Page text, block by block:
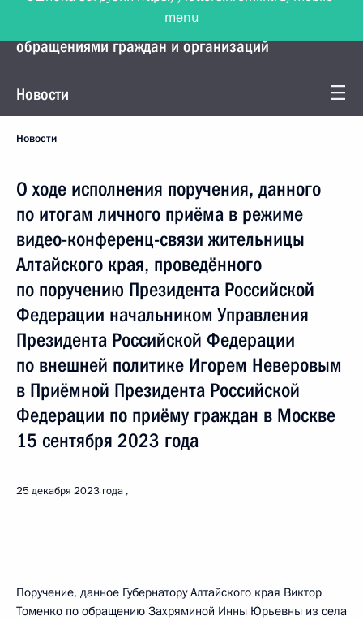
Управление Президента по работе с
обращениями граждан и организаций
Новости
Новости
О ходе исполнения поручения, данного
по итогам личного приёма в режиме
видео-конференц-связи жительницы
Алтайского края, проведённого
по поручению Президента Российской
Федерации начальником Управления
Президента Российской Федерации
по внешней политике Игорем Неверовым
в Приёмной Президента Российской
Федерации по приёму граждан в Москве
15 сентября 2023 года
25 декабря 2023 года
Поручение, данное Губернатору Алтайского края Виктор
Томенко по обращению Захряминой Инны Юрьевны из села
menu